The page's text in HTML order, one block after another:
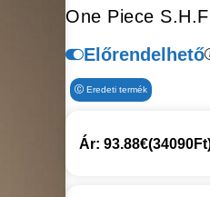
One Piece
Előrendelhető
Eredeti termék
Ár: 93.88€